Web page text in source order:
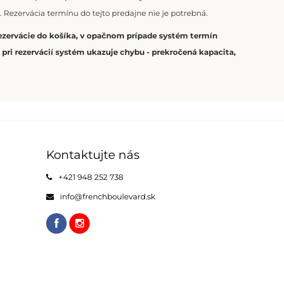
termínu do tejto predajne nie je potrebná.
do košíka, v opačnom prípade systém termín
rezervácií systém ukazuje chybu - prekročená kapacita,
Kontaktujte nás
+421 948 252 738
info@frenchboulevard.sk